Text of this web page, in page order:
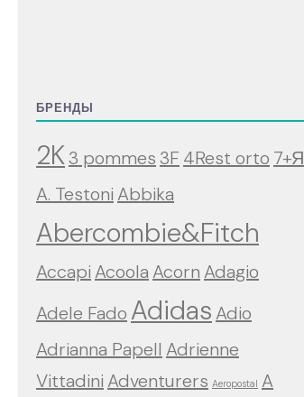
БРЕНДЫ
2K3 pommes3F 4Rest orto 7+Я
A. Testoni Abbika
Abercombie&Fitch
Accapi Acoola Acorn Adagio
Adele Fado Adidas Adio
Adrianna Papell Adrienne
Vittadini Adventurers Aeropostal A